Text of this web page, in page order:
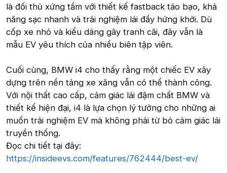
là đối thủ xứng tầm với thiết kế fastback táo bạo, khả
năng sạc nhanh và trải nghiệm lái đầy hứng khởi. Dù
cốp xe nhỏ và kiểu dáng gây tranh cãi, đây vẫn là
mẫu EV yêu thích của nhiều biên tập viên.
Cuối cùng, BMW i4 cho thấy rằng một chiếc EV xây
dựng trên nền tảng xe xăng vẫn có thể thành công.
Với nội thất cao cấp, cảm giác lái đậm chất BMW và
thiết kế hiện đại, i4 là lựa chọn lý tưởng cho những ai
muốn trải nghiệm EV mà không phải từ bỏ cảm giác lái
truyền thống.
Đọc chi tiết tại đây:
https://insideevs.com/features/762444/best-ev/